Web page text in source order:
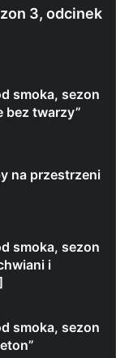
3, odcinek
smoka, sezon
bez twarzy”
na przestrzeni
smoka, sezon
i
smoka, sezon